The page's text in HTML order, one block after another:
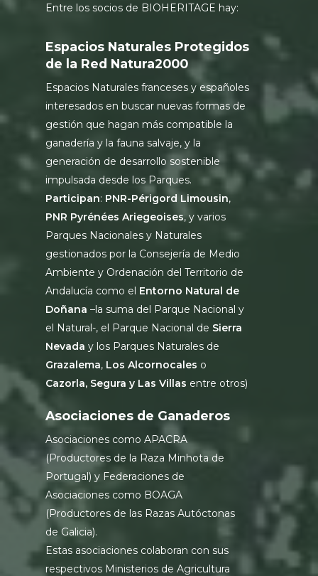
Entre los socios de BIOHERITAGE hay:
Espacios Naturales Protegidos
de la Red Natura2000
Espacios Naturales franceses y españoles
interesados en buscar nuevas formas de
gestión que hagan más compatible la
ganadería y la fauna salvaje, y la
generación de desarrollo sostenible
impulsada desde los Parques.
Participan: PNR-Périgord Limousin,
PNR Pyrénées Ariegeoises, y varios
Parques Nacionales y Naturales
gestionados por la Consejería de Medio
Ambiente y Ordenación del Territorio de
Andalucía como el Entorno Natural de
Doñana –la suma del Parque Nacional y
el Natural-, el Parque Nacional de Sierra
Nevada y los Parques Naturales de
Grazalema, Los Alcornocales o
Cazorla, Segura y Las Villas entre otros)
Asociaciones de Ganaderos
Asociaciones como APACRA
(Productores de la Raza Minhota de
Portugal) y Federaciones de
Asociaciones como BOAGA
(Productores de las Razas Autóctonas
de Galicia).
Estas asociaciones colaboran con sus
respectivos Ministerios de Agricultura